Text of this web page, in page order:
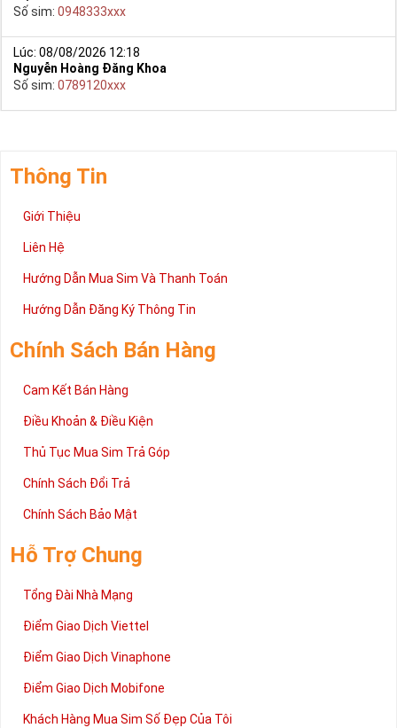
có thể đến trực tiếp địa chỉ Cty để nhận sim.
Trên đây là những chia sẻ chi tiết về dòng sim số đẹp lục quý
9 đang được rất nhiều khách hàng tin tưởng lựa chọn trên thị
trường sim số hiện nay. Hy vọng với những thông tin được cung
cấp trong bài viết này sẽ giúp bạn hiểu rõ ý nghĩa và các bước đặt
mua sim số tại Sim Tiền Giang nhanh chóng nhất.
Số sim: 0948333xxx
Lúc: 08/08/2026 12:18
Nguyễn Hoàng Đăng Khoa
Số sim: 0789120xxx
Thông Tin
Giới Thiệu
Liên Hệ
Hướng Dẫn Mua Sim Và Thanh Toán
Hướng Dẫn Đăng Ký Thông Tin
Chính Sách Bán Hàng
Cam Kết Bán Hàng
Điều Khoản & Điều Kiện
Thủ Tục Mua Sim Trả Góp
Chính Sách Đổi Trả
Chính Sách Bảo Mật
Hỗ Trợ Chung
Tổng Đài Nhà Mạng
Điểm Giao Dịch Viettel
Điểm Giao Dịch Vinaphone
Điểm Giao Dịch Mobifone
Khách Hàng Mua Sim Số Đẹp Của Tôi